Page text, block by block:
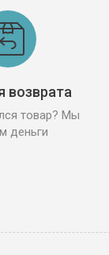
возврата
товар? Мы
деньги